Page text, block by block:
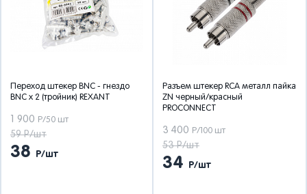
Переход штекер BNC - гнездо
BNC x 2 (тройник) REXANT
1 900 Р/50 шт
59 Р/шт
38 Р/шт
Разъем штекер RCA металл пайка
ZN черный/красный
PROCONNECT
3 400 Р/100 шт
53 Р/шт
34 Р/шт